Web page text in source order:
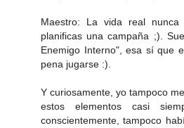
Maestro: La vida real
planificas una campaña ;).
Enemigo Interno", esa sí que
pena jugarse :).
Y curiosamente, yo tampoco
estos elementos casi
conscientemente, tampoco